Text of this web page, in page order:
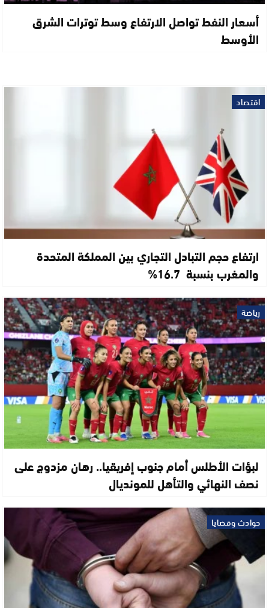
أسعار النفط تواصل الارتفاع وسط توترات الشرق
الأوسط
اقتصاد
ارتفاع حجم التبادل التجاري بين المملكة المتحدة
والمغرب بنسبة 16.7%
رياضة
لبؤات الأطلس أمام جنوب إفريقيا.. رهان مزدوج على
نصف النهائي والتأهل للمونديال
حوادث وقضايا